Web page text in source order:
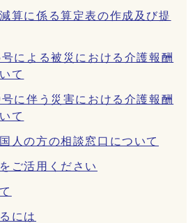
算に係る算定表の作成及び提
による被災における介護報酬
て
に伴う災害における介護報酬
て
人の方の相談窓口について
ご活用ください
には